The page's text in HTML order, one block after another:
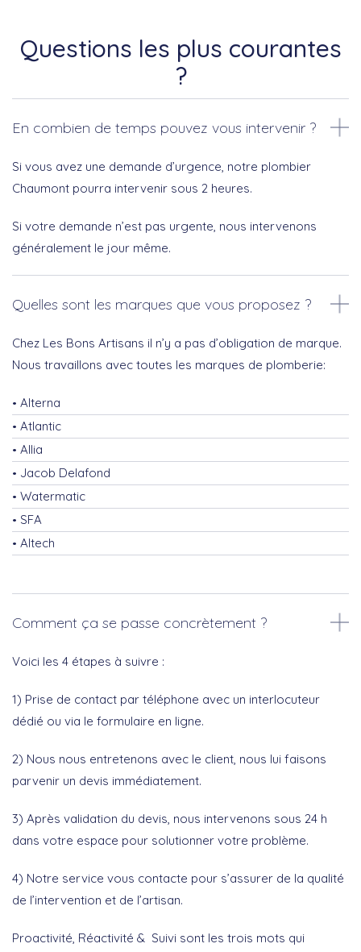
Questions les plus courantes
?
En combien de temps pouvez vous intervenir ?
Si vous avez une demande d’urgence, notre plombier
Chaumont pourra intervenir sous 2 heures.
Si votre demande n’est pas urgente, nous intervenons
généralement le jour même.
Quelles sont les marques que vous proposez ?
Chez Les Bons Artisans il n’y a pas d’obligation de marque.
Nous travaillons avec toutes les marques de plomberie:
Alterna
Atlantic
Allia
Jacob Delafond
Watermatic
SFA
Altech
Comment ça se passe concrètement ?
Voici les 4 étapes à suivre :
1) Prise de contact par téléphone avec un interlocuteur
dédié ou via le formulaire en ligne.
2) Nous nous entretenons avec le client, nous lui faisons
parvenir un devis immédiatement.
3) Après validation du devis, nous intervenons sous 24 h
dans votre espace pour solutionner votre problème.
4) Notre service vous contacte pour s’assurer de la qualité
de l’intervention et de l’artisan.
Proactivité, Réactivité & Suivi sont les trois mots qui